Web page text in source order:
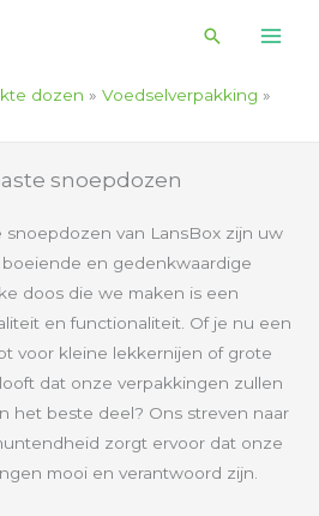
Zoeken
dozen
Voedselverpakking
snoepdozen
snoepdozen van LansBox zijn uw
en gedenkwaardige
doos die we maken is een
en functionaliteit. Of je nu een
voor kleine lekkernijen of grote
dat onze verpakkingen zullen
het beste deel? Ons streven naar
zorgt ervoor dat onze
mooi en verantwoord zijn.